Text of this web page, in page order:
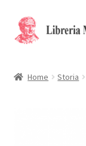
Vai
alla
Vai
al
Home Storia